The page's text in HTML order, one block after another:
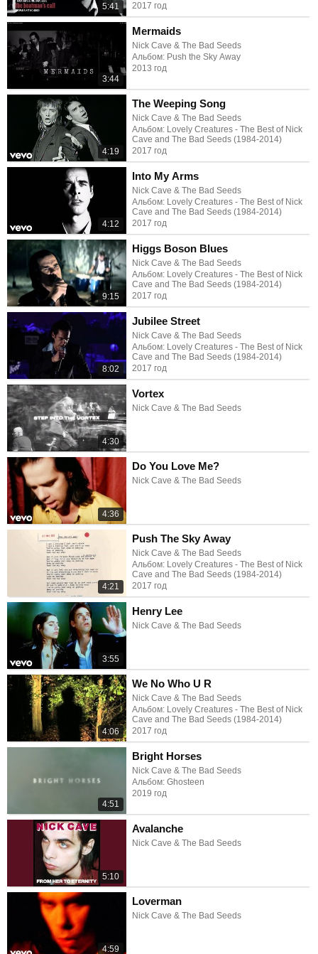
5:41
2017 год
3:44
Mermaids
Nick Cave & The Bad Seeds
Альбом: Push the Sky Away
2013 год
4:19
The Weeping Song
Nick Cave & The Bad Seeds
Альбом: Lovely Creatures - The Best of Nick
Cave and The Bad Seeds (1984-2014)
2017 год
4:12
Into My Arms
Nick Cave & The Bad Seeds
Альбом: Lovely Creatures - The Best of Nick
Cave and The Bad Seeds (1984-2014)
2017 год
9:15
Higgs Boson Blues
Nick Cave & The Bad Seeds
Альбом: Lovely Creatures - The Best of Nick
Cave and The Bad Seeds (1984-2014)
2017 год
8:02
Jubilee Street
Nick Cave & The Bad Seeds
Альбом: Lovely Creatures - The Best of Nick
Cave and The Bad Seeds (1984-2014)
2017 год
4:30
Vortex
Nick Cave & The Bad Seeds
4:36
Do You Love Me?
Nick Cave & The Bad Seeds
4:21
Push The Sky Away
Nick Cave & The Bad Seeds
Альбом: Lovely Creatures - The Best of Nick
Cave and The Bad Seeds (1984-2014)
2017 год
3:55
Henry Lee
Nick Cave & The Bad Seeds
4:06
We No Who U R
Nick Cave & The Bad Seeds
Альбом: Lovely Creatures - The Best of Nick
Cave and The Bad Seeds (1984-2014)
2017 год
4:51
Bright Horses
Nick Cave & The Bad Seeds
Альбом: Ghosteen
2019 год
5:10
Avalanche
Nick Cave & The Bad Seeds
4:59
Loverman
Nick Cave & The Bad Seeds